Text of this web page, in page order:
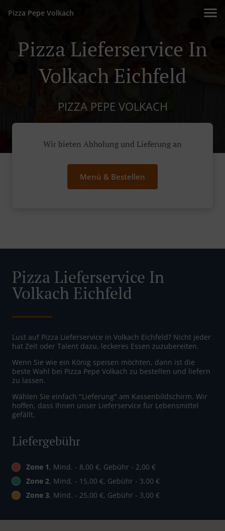
Pizza Pepe Volkach
Pizza Lieferservice In
Volkach Eichfeld
PIZZA PEPE VOLKACH
Wir bieten Abholung und Lieferung an
Menü & Bestellen
Pizza Lieferservice In
Volkach Eichfeld
Lust auf Pizza Lieferservice in Volkach Eichfeld? Nicht jeder
hat Zeit oder Talent dazu, leckeres Essen zuzubereiten.
Wenn Sie wie ein König speisen möchten, dann ist die
beste Wahl bei Pizza Pepe Volkach zu bestellen und liefern
zu lassen.
Wählen Sie einfach "Lieferung" am Kassenbildschirm. Wir
hoffen, dass Ihnen unser Lieferservice für Lebensmittel
gefällt.
Liefergebühr
Zone 1, Mind. - 8,00 €, Gebühr - 2,00 €
Zone 2, Mind. - 15,00 €, Gebühr - 3,00 €
Zone 3, Mind. - 25,00 €, Gebühr - 3,00 €